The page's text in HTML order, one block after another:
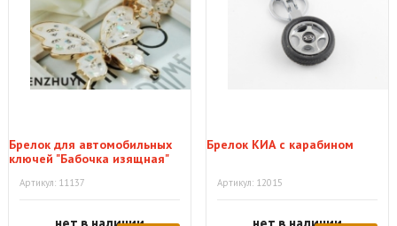
Брелок для автомобильных
ключей "Бабочка изящная"
Артикул: 11137
Брелок КИА с карабином
Артикул: 12015